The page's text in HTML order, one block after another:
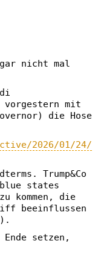
nicht mal
mit
die Hose
2026/01/24/
Trump&Co
blue states
kommen, die
beeinflussen
setzen,